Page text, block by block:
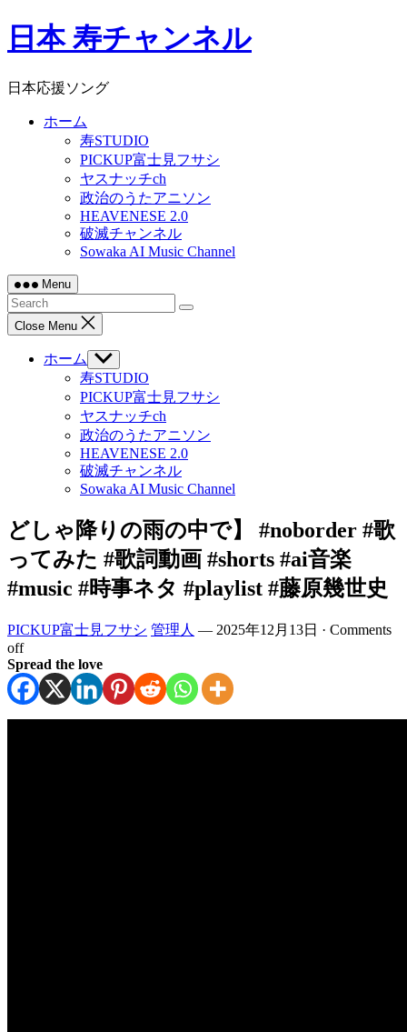
Skip
to日本 寿チャンネル
日本応援ソング
ホーム
寿STUDIO
PICKUP富士見フサシ
ヤスナッチch
政治のうたアニソン
HEAVENESE 2.0
破滅チャンネル
Sowaka AI Music Channel
Menu
Close Menu
ホーム
Show
sub
menu
寿STUDIO
PICKUP富士見フサシ
ヤスナッチch
政治のうたアニソン
HEAVENESE 2.0
破滅チャンネル
Sowaka AI Music Channel
どしゃ降りの雨の中で】 #noborder #歌
ってみた #歌詞動画 #shorts #ai音楽
#music #時事ネタ #playlist #藤原幾世史
PICKUP富士見フサシ 管理人 — 2025年12月13日 · Comments
off
Spread the love